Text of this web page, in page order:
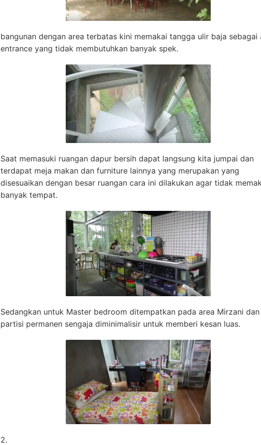
bangunan dengan area terbatas kini memakai tangga ulir baja sebagai
entrance yang tidak membutuhkan banyak spek.
Saat memasuki ruangan dapur bersih dapat langsung kita jumpai dan
terdapat meja makan dan furniture lainnya yang merupakan yang
disesuaikan dengan besar ruangan cara ini dilakukan agar tidak
banyak tempat.
Sedangkan untuk Master bedroom ditempatkan pada area Mirzani dan
partisi permanen sengaja diminimalisir untuk memberi kesan luas.
2.